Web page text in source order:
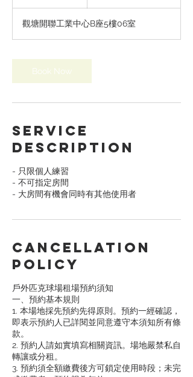
觀塘開聯工業中心B座5樓06室
Book Now
Service
Description
- 只限個人練習
- 不可指定房間
- 大房間有機會同時有其他使用者
Cancellation
Policy
戶外匹克球場租場預約須知
一、預約基本規則
1. 本場地採先預約先得原則。預約一經確認，
即表示預約人已詳閱並同意遵守本須知所有條
款。
2. 預約人請如實填寫相關資訊。場地嚴禁私自
轉讓或分租。
3. 預約須全額繳費後方可鎖定使用時段；未完